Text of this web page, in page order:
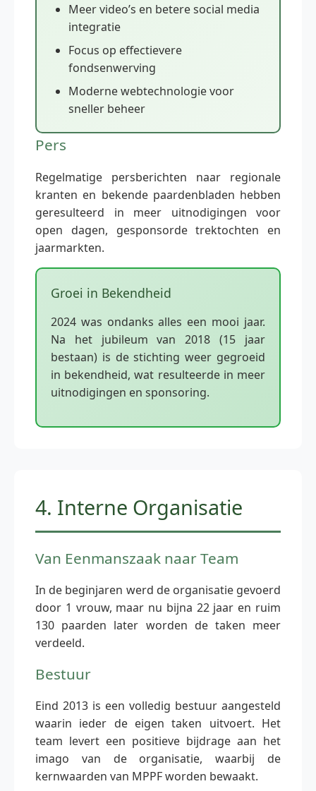
Meer video’s en betere social media
integratie
Focus op effectievere
fondsenwerving
Moderne webtechnologie voor
sneller beheer
Pers
Regelmatige persberichten naar regionale
kranten en bekende paardenbladen hebben
geresulteerd in meer uitnodigingen voor
open dagen, gesponsorde trektochten en
jaarmarkten.
Groei in Bekendheid
2024 was ondanks alles een mooi jaar.
Na het jubileum van 2018 (15 jaar
bestaan) is de stichting weer gegroeid
in bekendheid, wat resulteerde in meer
uitnodigingen en sponsoring.
4. Interne Organisatie
Van Eenmanszaak naar Team
In de beginjaren werd de organisatie gevoerd
door 1 vrouw, maar nu bijna 22 jaar en ruim
130 paarden later worden de taken meer
verdeeld.
Bestuur
Eind 2013 is een volledig bestuur aangesteld
waarin ieder de eigen taken uitvoert. Het
team levert een positieve bijdrage aan het
imago van de organisatie, waarbij de
kernwaarden van MPPF worden bewaakt.